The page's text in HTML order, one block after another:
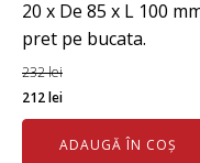
20 x De 85 x L 100
pret pe bucata.
232lei
Prețul
inițial
212leiPrețul
curent
este:
ADAUGĂ ÎN COȘ